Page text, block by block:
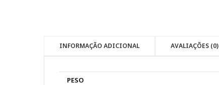
INFORMAÇÃO ADICIONAL AVALIAÇÕES (0)
PESO